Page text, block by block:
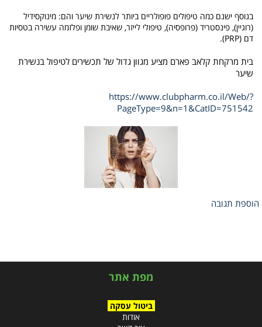
בנוסף ישנם כמה טיפולים פופולריים ביותר לנשירת שיער והם: מינוקסידיל
(רוגיין), פינסטריד (פרופסיה), טיפולי לייזר, שאיבת שומן ופלזמה עשירה בטסיות
דם (PRP).
בית מרקחת קלאב פארם מציע מגוון גדול של תכשירים לטיפול בנשירת
שיער
https://www.clubpharm.co.il/Web/?
PageType=9&n=1&CatID=751542
הוספת תגובה
מפת אתר
ביטול עסקה
אודות